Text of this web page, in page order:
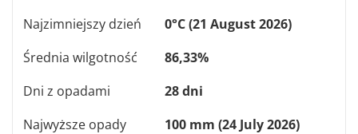
Najzimniejszy dzień
0°C (21 August 2026)
Średnia wilgotność
86,33%
Dni z opadami
28 dni
Najwyższe opady
100 mm (24 July 2026)